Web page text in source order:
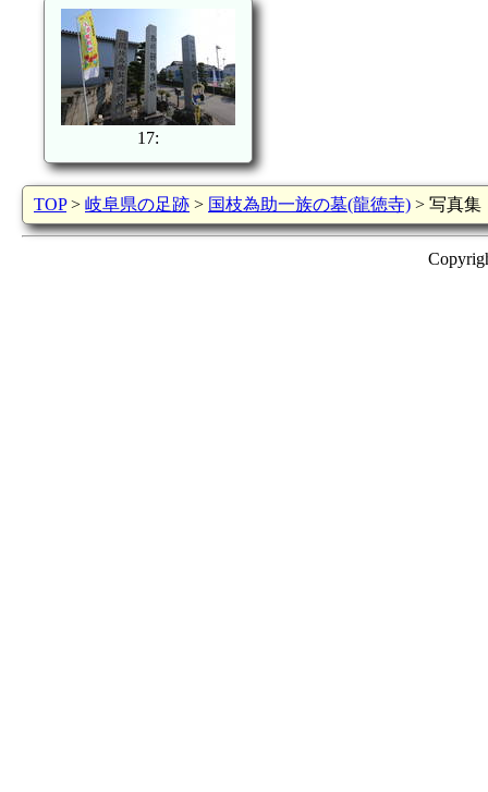
17:
TOP> 岐阜県の足跡 > 国枝為助一族の墓(龍徳寺) > 写真集